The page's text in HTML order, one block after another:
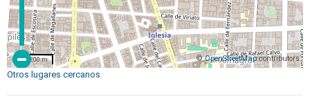
©OpenStreetMapcontributors
200 m
Otros lugares cercanos